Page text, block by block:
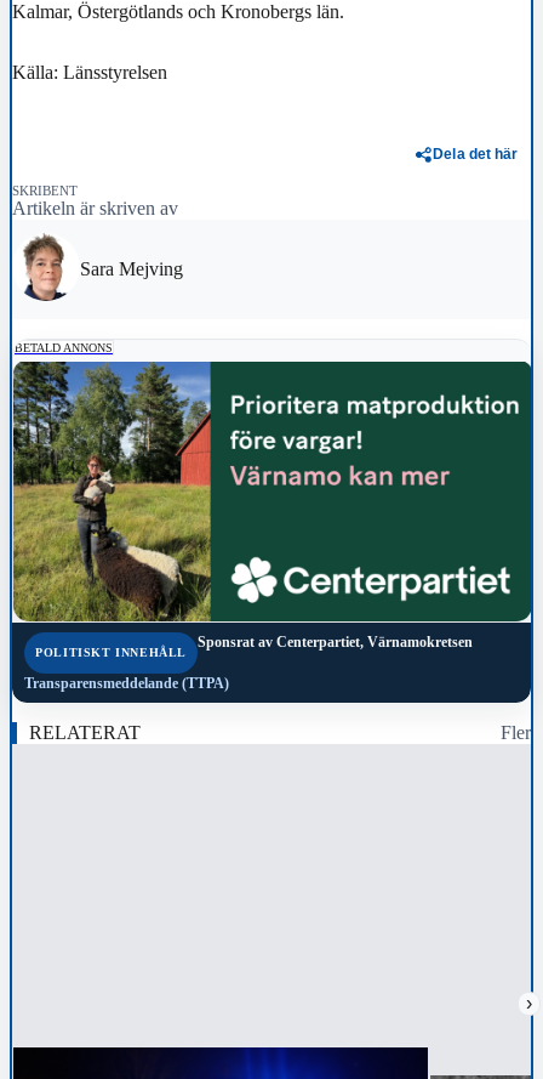
Kalmar, Östergötlands och Kronobergs län.
Källa: Länsstyrelsen
Dela det här
SKRIBENT
Artikeln är skriven av
Sara Mejving
BETALD ANNONS
POLITISKT INNEHÅLL
Sponsrat av Centerpartiet, Värnamokretsen
Transparensmeddelande (TTPA)
RELATERAT Fler
›